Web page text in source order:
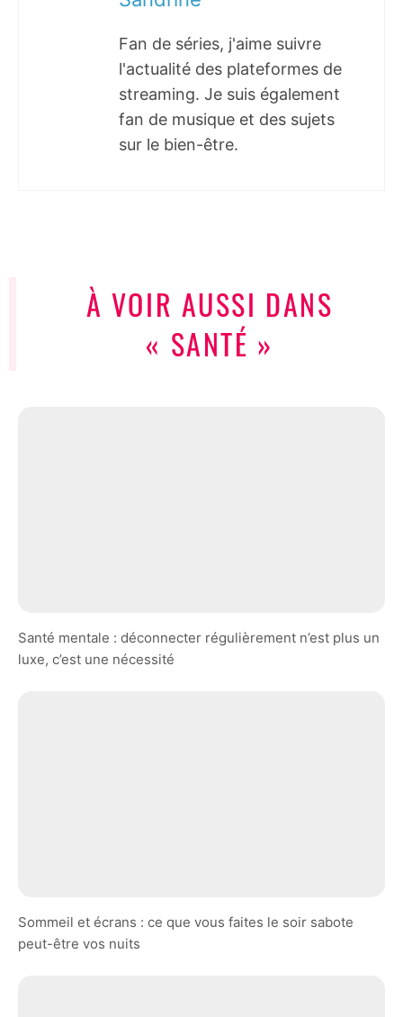
Fan de séries, j'aime suivre
l'actualité des plateformes de
streaming. Je suis également
fan de musique et des sujets
sur le bien-être.
À VOIR AUSSI DANS
« SANTÉ »
Santé mentale : déconnecter régulièrement n’est plus un
luxe, c’est une nécessité
Sommeil et écrans : ce que vous faites le soir sabote
peut-être vos nuits